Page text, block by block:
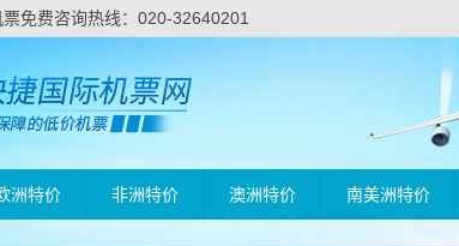
免费咨询热线：020-32640201
洲特价 非洲特价 澳洲特价 南美洲特价